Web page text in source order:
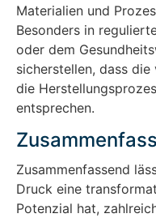
Materialien und
Besonders in
oder dem
sicherstellen, dass
die
entsprechen.
Zusammenfassend
Druck eine
Potenzial hat,